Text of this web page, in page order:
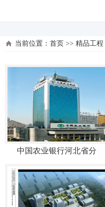
当前位置： 首页 >> 精品工程
中国农业银行河北省分